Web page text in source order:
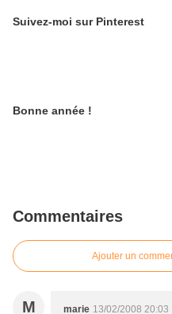
Suivez-moi sur Pinterest
Bonne année !
Commentaires
Ajouter un
M marie 13/02/2008 20:03